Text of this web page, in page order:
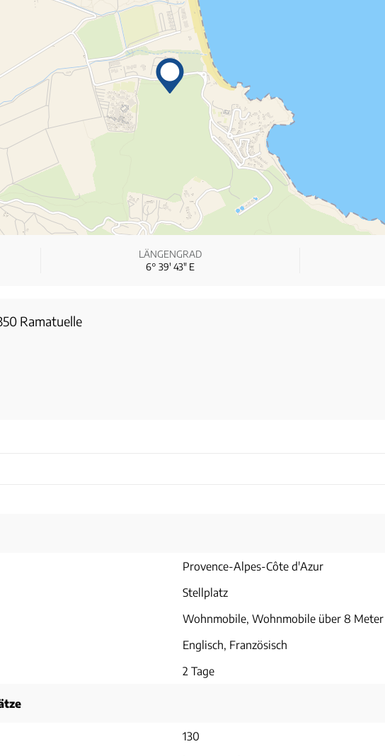
LÄNGENGRAD
6° 39′ 43″ E
Ramatuelle
Provence-Alpes-Côte d'Azur
Stellplatz
Wohnmobile, Wohnmobile über 8 Meter
Englisch, Französisch
2 Tage
130